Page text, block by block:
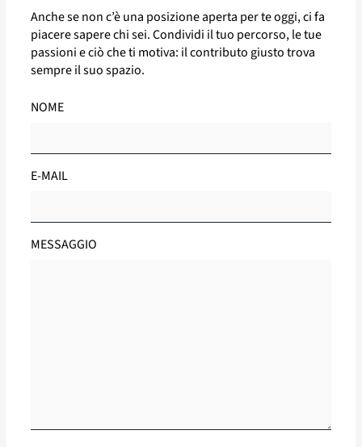
Digital Media
Resource Planning
Anche se non c’è una posizione aperta per te oggi, ci fa
piacere sapere chi sei. Condividi il tuo percorso, le tue
passioni e ciò che ti motiva: il contributo giusto trova
sempre il suo spazio.
NOME
E-MAIL
MESSAGGIO